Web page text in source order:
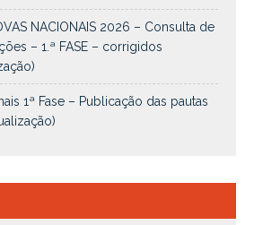
NACIONAIS 2026 – Consulta de
– 1.ª FASE – corrigidos
1ª Fase – Publicação das pautas